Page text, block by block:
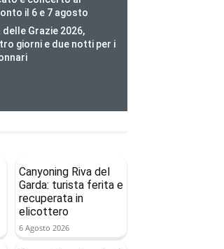
il 6 e 7 agosto
delle Grazie 2026,
giorni e due notti per i
Canyoning Riva del
Garda: turista ferita e
recuperata in
elicottero
6 Agosto 2026